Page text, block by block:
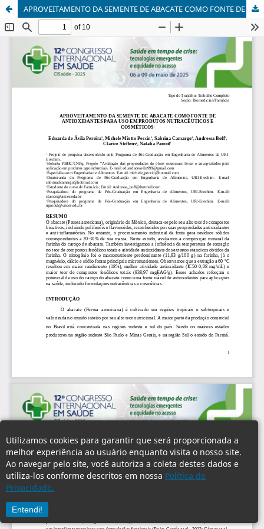
Utilizamos cookies para garantir que será proporcionada a
melhor experiência ao usuário enquanto visita o nosso site.
Ao navegar pelo site, você autoriza a coleta destes dados e
utiliza-los conforme descritos em nossa Política de
Privacidade.
Entendi!
APROVEITAMENTO DA SEMENTE DE ABACATE COMO FONTE DE ANTIOXIDANTES PARA USO EM PRODUTOS NUTRACÊUTICOS E COSMÉTICOS